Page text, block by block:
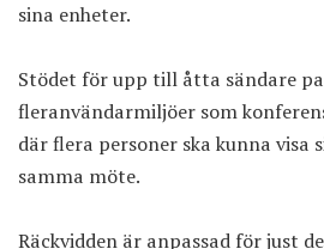
sina enheter.
Stödet för upp till åtta sändare
fleranvändarmiljöer som
där flera personer ska kunna visa
samma möte.
Räckvidden är anpassad för just